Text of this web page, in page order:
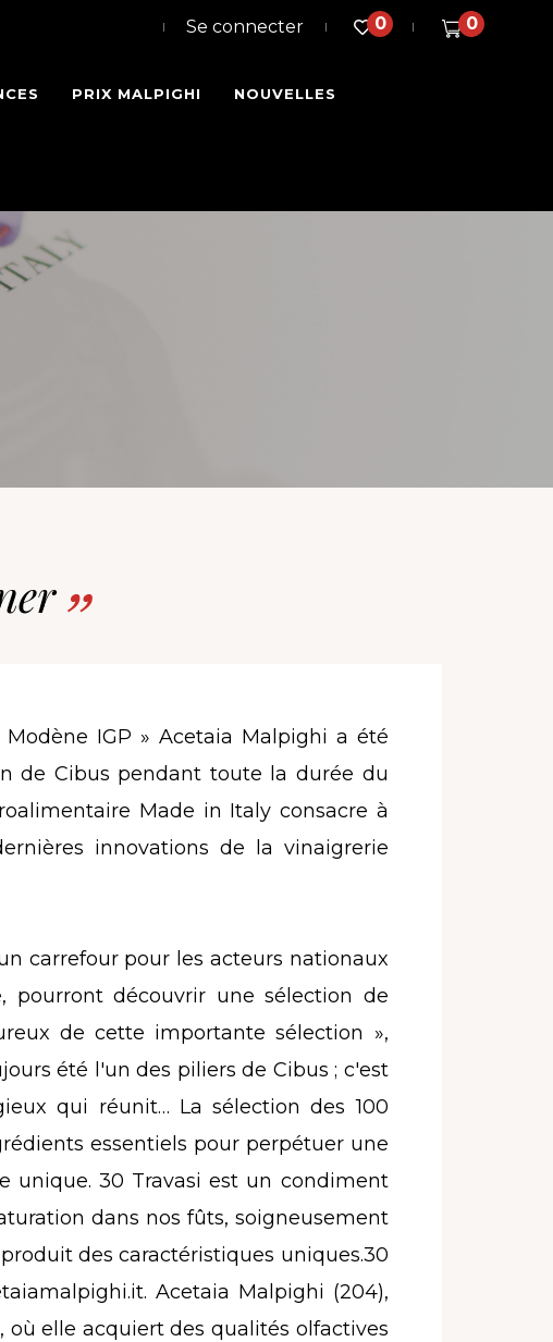
Se connecter 0 0
PRIX MALPIGHI NOUVELLES
IGP » Acetaia Malpighi a été
de Cibus pendant toute la durée du
Made in Italy consacre à
innovations de la vinaigrerie
carrefour pour les acteurs nationaux
pourront découvrir une sélection de
de cette importante sélection »,
été l'un des piliers de Cibus ; c'est
qui réunit… La sélection des 100
essentiels pour perpétuer une
unique. 30 Travasi est un condiment
dans nos fûts, soigneusement
des caractéristiques uniques.30
Acetaia Malpighi (204),
elle acquiert des qualités olfactives